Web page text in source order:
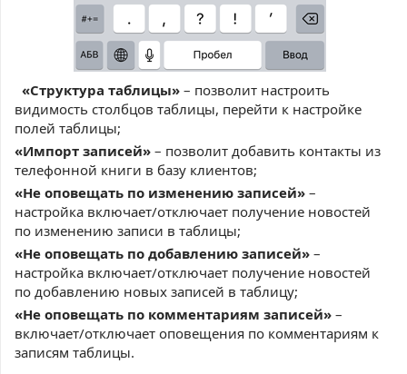
«Структура таблицы» – позволит настроить
видимость столбцов таблицы, перейти к настройке
полей таблицы;
«Импорт записей» – позволит добавить контакты из
телефонной книги в базу клиентов;
«Не оповещать по изменению записей» –
настройка включает/отключает получение новостей
по изменению записи в таблицы;
«Не оповещать по добавлению записей» –
настройка включает/отключает получение новостей
по добавлению новых записей в таблицу;
«Не оповещать по комментариям записей» –
включает/отключает оповещения по комментариям к
записям таблицы.